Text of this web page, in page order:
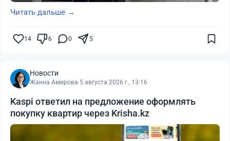
Читать дальше →
14 6 0 5
Новости
Жанна Амирова·5 августа 2026 г., 13:16
Kaspi ответил на предложение оформлять
покупку квартир через Krisha.kz